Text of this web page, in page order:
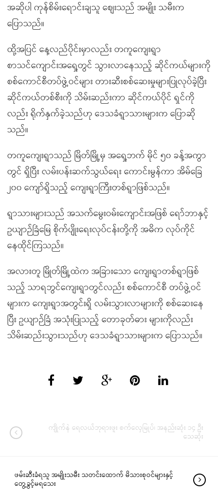
အဆိုပါ ကုန်စိမ်းရောင်းချသူ စျေးသည် အမျိုး သမီးက
ပြောသည်။
ထို့အပြင် နေ့လည်ပိုင်းမှာလည်း တကူကျေးရွာ
စာသင်ကျောင်းအရှေ့တွင် သွားလာနေသည့် ဆိုင်ကယ်များကို
စစ်ကောင်စီတပ်ဖွဲ့ဝင်များ တားဆီးစစ်ဆေးမှုများပြုလုပ်ခဲ့ပြီး
ဆိုင်ကယ်တစ်စီးကို သိမ်းဆည်းကာ ဆိုင်ကယ်ပိုင် ရှင်ကို
လည်း ရိုက်နှက်ခဲ့သည်ဟု ဒေသခံရွာသားများက ပြောဆို
သည်။
တကူကျေးရွာသည် မြိတ်မြို့မှ အရှေ့ဘက် မိုင် ၅၀ ခန့်အကွာ
တွင် ရှိပြီး လမ်းပန်းဆက်သွယ်ရေး ကောင်းမွန်ကာ အိမ်ခြေ
၂၀၀ ကျော်ရှိသည့် ကျေးရွာကြီးတစ်ရွာဖြစ်သည်။
ရွာသားများသည် အသက်မွေးဝမ်းကျောင်းအဖြစ် ရော်ဘာနှင့်
ဥယျာဉ်ခြံမြေ စိုက်ပျိုးရေးလုပ်ငန်းတို့ကို အဓိက လုပ်ကိုင်
နေထိုင်ကြသည်။
အလားတူ မြိုတ်မြို့ထဲက အခြားသော ကျေးရွာတစ်ရွာဖြစ်
သည့် သာရဘွင်ကျေးရွာတွင်လည်း စစ်ကောင်စီ တပ်ဖွဲ့ဝင်
များက ကျေးရွာအတွင်းရှိ လမ်းသွားလာများကို စစ်ဆေးနေ
ပြီး ဥယျာဉ်ခြံ အသုံးပြုသည့် တောခုတ်ဓား များကိုလည်း
သိမ်းဆည်းသွားသည်ဟု ဒေသခံရွာသားများက ပြောသည်။
ကျိုက်နဲ ရေလယ်ဘုရားဖူး စက်လှေမြုပ်၊ အနည်းဆုံး ၁၄ ဦး
သေဆုံး
ဖမ်းဆီးခံရသူ အမျိုးသမီး သတင်းထောက် မိသားစုဝင်များနှင့်
တွေ့ခွင့်မရသေး